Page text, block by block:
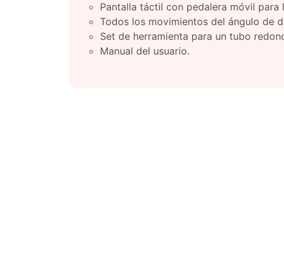
Pantalla táctil con pedalera móvil para
Todos los movimientos del ángulo de
Set de herramienta para un tubo
Manual del usuario.